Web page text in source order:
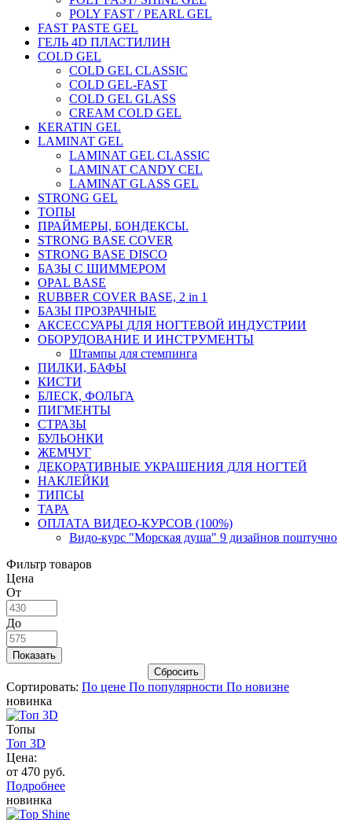
POLY FAST / PEARL GEL
FAST PASTE GEL
ГЕЛЬ 4D ПЛАСТИЛИН
COLD GEL
COLD GEL CLASSIC
COLD GEL-FAST
COLD GEL GLASS
CREAM COLD GEL
KERATIN GEL
LAMINAT GEL
LAMINAT GEL CLASSIС
LAMINAT CANDY CEL
LAMINAT GLASS GEL
STRONG GEL
ТОПЫ
ПРАЙМЕРЫ, БОНДЕКСЫ.
STRONG BASE COVER
STRONG BASE DISCO
БАЗЫ С ШИММЕРОМ
OPAL BASE
RUBBER COVER BASE, 2 in 1
БАЗЫ ПРОЗРАЧНЫЕ
АКСЕССУАРЫ ДЛЯ НОГТЕВОЙ ИНДУСТРИИ
ОБОРУДОВАНИЕ И ИНСТРУМЕНТЫ
Штампы для стемпинга
ПИЛКИ, БАФЫ
КИСТИ
БЛЕСК, ФОЛЬГА
ПИГМЕНТЫ
СТРАЗЫ
БУЛЬОНКИ
ЖЕМЧУГ
ДЕКОРАТИВНЫЕ УКРАШЕНИЯ ДЛЯ НОГТЕЙ
НАКЛЕЙКИ
ТИПСЫ
ТАРА
ОПЛАТА ВИДЕО-КУРСОВ (100%)
Видо-курс "Морская душа" 9 дизайнов поштучно
Фильтр товаров
Цена
От
До
Сортировать: По цене По популярности По новизне
новинка
Топы
Топ 3D
Цена:
от 470 руб.
Подробнее
новинка